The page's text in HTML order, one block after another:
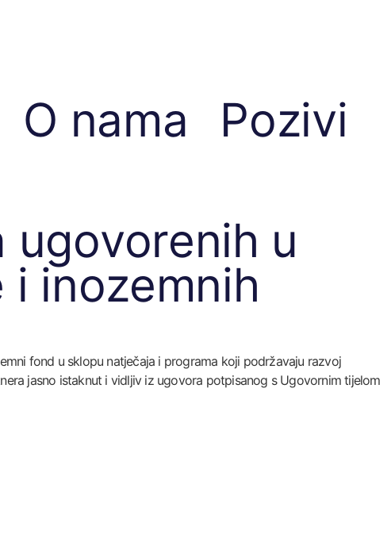
O nama
Pozivi
ugovorenih u
inozemnih
fond u sklopu natječaja i programa koji podržavaju razvoj
jasno istaknut i vidljiv iz ugovora potpisanog s Ugovornim tijelom